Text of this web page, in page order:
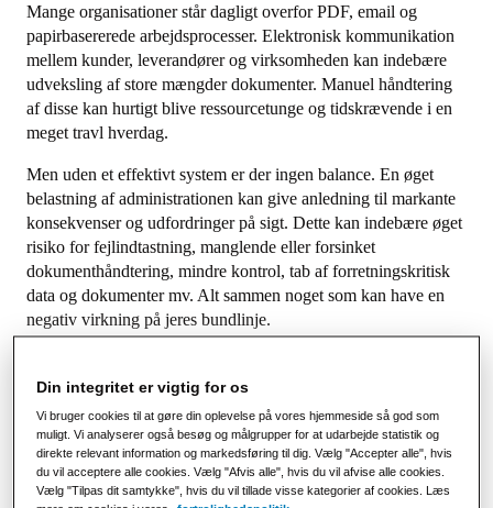
Mange organisationer står dagligt overfor PDF, email og
papirbasererede arbejdsprocesser. Elektronisk kommunikation
mellem kunder, leverandører og virksomheden kan indebære
udveksling af store mængder dokumenter. Manuel håndtering
af disse kan hurtigt blive ressourcetunge og tidskrævende i en
meget travl hverdag.
Men uden et effektivt system er der ingen balance. En øget
belastning af administrationen kan give anledning til markante
konsekvenser og udfordringer på sigt. Dette kan indebære øget
risiko for fejlindtastning, manglende eller forsinket
dokumenthåndtering, mindre kontrol, tab af forretningskritisk
data og dokumenter mv. Alt sammen noget som kan have en
negativ virkning på jeres bundlinje.
dokumenthåndtering ved hjælp af en EDI-løsning, kan hjælpe
jer med at vinde økonomiske besparelser og genvinde
effektiviteten i hverdagen.
Hvad er EDI?
Din integritet er vigtig for os
Vi bruger cookies til at gøre din oplevelse på vores hjemmeside så god som
muligt. Vi analyserer også besøg og målgrupper for at udarbejde statistik og
direkte relevant information og markedsføring til dig. Vælg "Accepter alle", hvis
du vil acceptere alle cookies. Vælg "Afvis alle", hvis du vil afvise alle cookies.
Vælg "Tilpas dit samtykke", hvis du vil tillade visse kategorier af cookies. Læs